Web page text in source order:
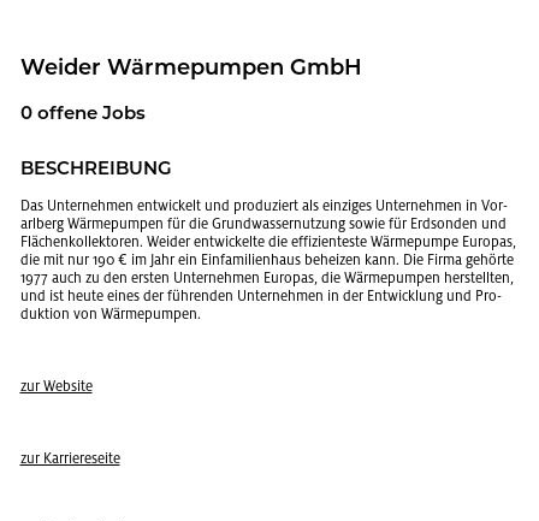
Wei­der Wär­me­pum­pen GmbH
0 of­fe­ne Jobs
BE­SCHREI­BUNG
Das Un­ter­neh­men ent­wi­ckelt und pro­du­ziert als ein­zi­ges Un­ter­neh­men in Vor­
arl­berg Wär­me­pum­pen für die Grund­was­ser­nut­zung sowie für Erd­son­den und
Flä­chen­kol­lek­to­ren. Wei­der ent­wi­ckel­te die ef­fi­zi­en­tes­te Wär­me­pum­pe Eu­ro­pas,
die mit nur 190 € im Jahr ein Ein­fa­mi­li­en­haus be­hei­zen kann. Die Firma ge­hör­te
1977 auch zu den ers­ten Un­ter­neh­men Eu­ro­pas, die Wär­me­pum­pen her­stell­ten,
und ist heute eines der füh­ren­den Un­ter­neh­men in der Ent­wick­lung und Pro­
duk­ti­on von Wär­me­pum­pen.
zur Web­site
zur Kar­rie­re­sei­te